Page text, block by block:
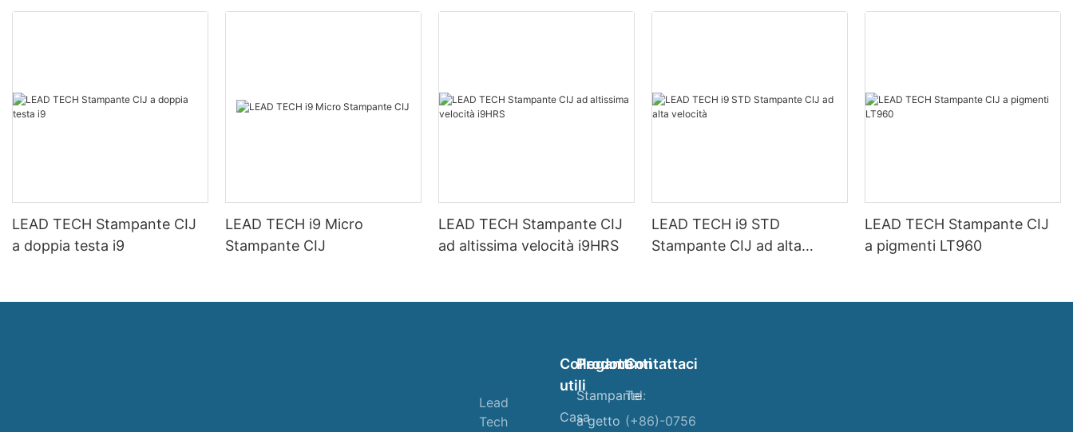
LEAD TECH Stampante CIJ
a doppia testa i9
LEAD TECH i9 Micro
Stampante CIJ
LEAD TECH Stampante CIJ
ad altissima velocità i9HRS
LEAD TECH i9 STD
Stampante CIJ ad alta
LEAD TECH Stampante CIJ
a pigmenti LT960
Lead
Tech
Collegamenti
utili
Casa
Prodotti
Stampante
a getto
Contattaci
Tel:
(+86)-0756